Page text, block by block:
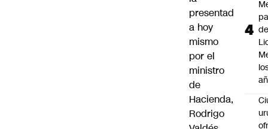
presentad
a hoy
mismo
por el
ministro
de
Hacienda,
Rodrigo
de